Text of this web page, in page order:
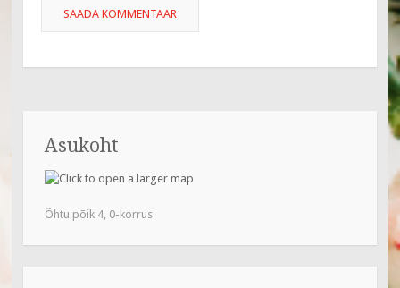
Asukoht
Õhtu põik 4, 0-korrus